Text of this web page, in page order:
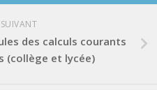
des calculs courants
(collège et lycée)